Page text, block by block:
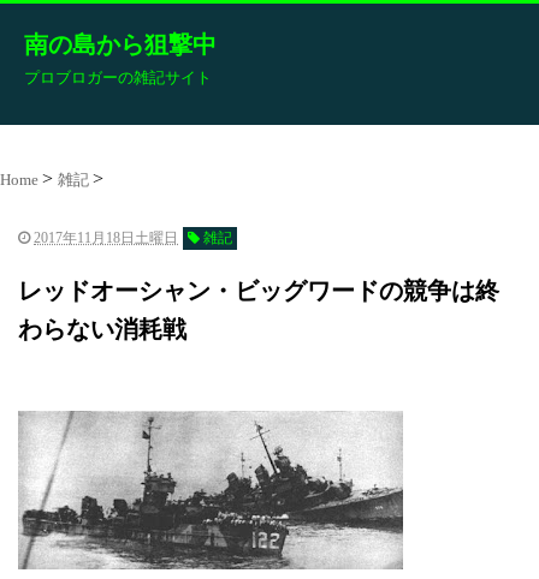
南の島から狙撃中
プロブロガーの雑記サイト
Home 雑記
2017年11月18日土曜日 雑記
レッドオーシャン・ビッグワードの競争は終
わらない消耗戦